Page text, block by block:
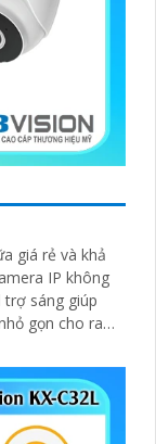
giá rẻ và khả
trợ sáng giúp
gọn cho ra